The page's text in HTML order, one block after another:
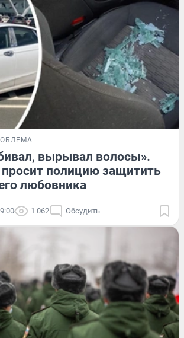
вырывал волосы».
полицию защитить
любовника
1 062 Обсудить